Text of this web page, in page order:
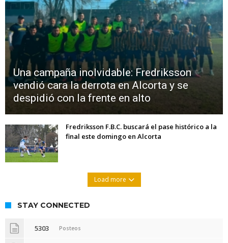
Una campaña inolvidable: Fredriksson
vendió cara la derrota en Alcorta y se
despidió con la frente en alto
Fredriksson F.B.C. buscará el pase histórico a la
final este domingo en Alcorta
Load more
STAY CONNECTED
5303 Posteos